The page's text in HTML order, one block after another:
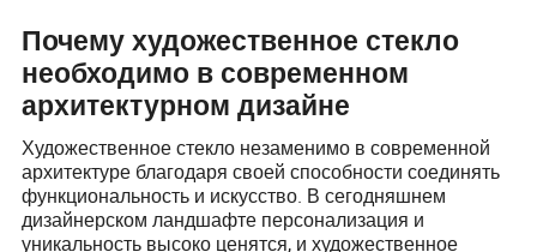
Почему художественное стекло
необходимо в современном
архитектурном дизайне
Художественное стекло незаменимо в современной
архитектуре благодаря своей способности соединять
функциональность и искусство. В сегодняшнем
дизайнерском ландшафте персонализация и
уникальность высоко ценятся, и художественное